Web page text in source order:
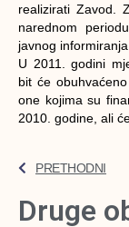
realizirati Zavod.
narednom
javnog
U 2011. godini
bit će
one kojima su
2010. godine, ali
PRETHODNI
Druge